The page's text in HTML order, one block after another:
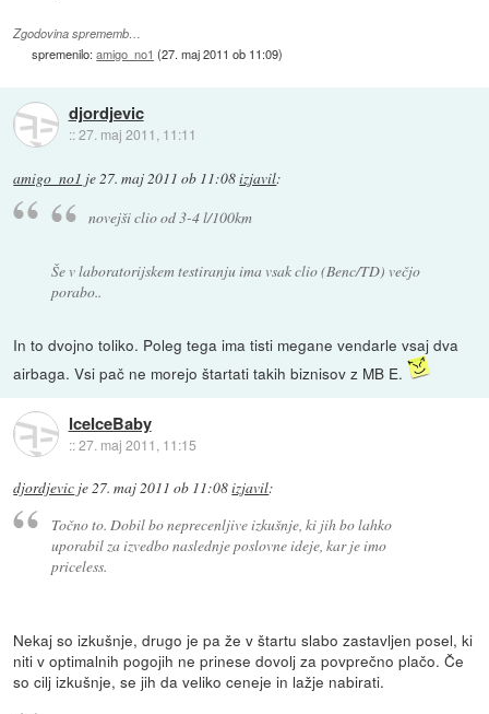
Zgodovina sprememb…
spremenilo:amigo_no1 (27. maj 2011 ob 11:09)
djordjevic
::27. maj 2011, 11:11
amigo_no1 je27. maj 2011 ob 11:08izjavil:
novejši clio od 3-4 l/100km
Še v laboratorijskem testiranju ima vsak clio (Benc/TD) večjo
porabo..
In to dvojno toliko. Poleg tega ima tisti megane vendarle vsaj dva
airbaga. Vsi pač ne morejo štartati takih biznisov z MB E.
IceIceBaby
::27. maj 2011, 11:15
djordjevic je27. maj 2011 ob 11:08izjavil:
Točno to. Dobil bo neprecenljive izkušnje, ki jih bo lahko
uporabil za izvedbo naslednje poslovne ideje, kar je imo
priceless.
Nekaj so izkušnje, drugo je pa že v štartu slabo zastavljen posel, ki
niti v optimalnih pogojih ne prinese dovolj za povprečno plačo. Če
so cilj izkušnje, se jih da veliko ceneje in lažje nabirati.